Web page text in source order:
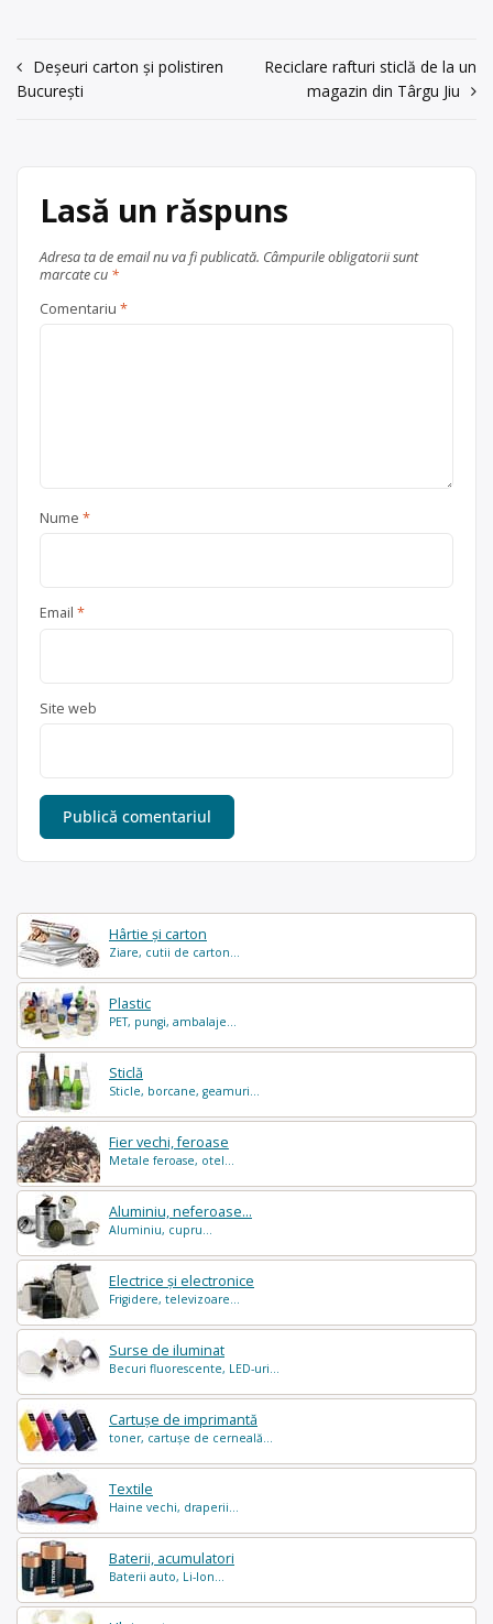
Hârtie și carton
Ziare, cutii de carton...
Plastic
PET, pungi, ambalaje...
Sticlă
Sticle, borcane, geamuri...
Fier vechi, feroase
Metale feroase, otel...
Aluminiu, neferoase...
Aluminiu, cupru...
Electrice și electronice
Frigidere, televizoare...
Surse de iluminat
Becuri fluorescente, LED-uri...
Cartușe de imprimantă
toner, cartușe de cerneală...
Textile
Haine vechi, draperii...
Baterii, acumulatori
Baterii auto, Li-Ion...
Trimite un mesaj
Navigare
în
Deșeuri carton și polistiren
București
Reciclare rafturi sticlă de la un
magazin din Târgu Jiu
Lasă un răspuns
Adresa ta de email nu va fi publicată. Câmpurile obligatorii sunt
marcate cu *
Comentariu *
Nume *
Email *
Site web